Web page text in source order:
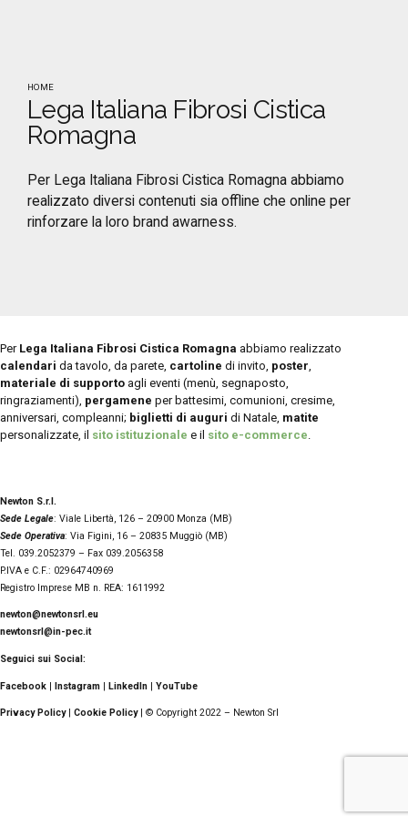
HOME
Lega Italiana Fibrosi Cistica
Romagna
Per Lega Italiana Fibrosi Cistica Romagna abbiamo
realizzato diversi contenuti sia offline che online per
rinforzare la loro brand awarness.
Per Lega Italiana Fibrosi Cistica Romagna abbiamo realizzato
calendari da tavolo, da parete, cartoline di invito, poster
materiale di supporto agli eventi (menù, segnaposto,
ringraziamenti), pergamene per battesimi, comunioni, cresime,
anniversari, compleanni; biglietti di auguri di Natale, matite
personalizzate, il sito istituzionale e il sito e-commerce
Newton S.r.l.
Sede Legale: Viale Libertà, 126 – 20900 Monza (MB)
Sede Operativa: Via Figini, 16 – 20835 Muggiò (MB)
Tel. 039.2052379 – Fax 039.2056358
P.IVA e C.F.: 02964740969
Registro Imprese MB n. REA: 1611992
newton@newtonsrl.eu
newtonsrl@in-pec.it
Seguici sui Social:
Facebook | Instagram | LinkedIn | YouTube
Privacy Policy| Cookie Policy| © Copyright 2022 – Newton Srl